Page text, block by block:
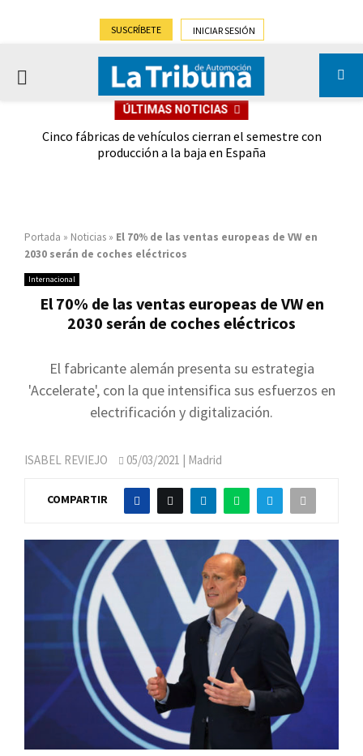
SUSCRÍBETE INICIAR SESIÓN
PRIMARY
ÚLTIMAS NOTICIAS
Cinco fábricas de vehículos cierran el semestre con
producción a la baja en España
Portada » Noticias » El 70% de las ventas europeas de VW en
2030 serán de coches eléctricos
Internacional
El 70% de las ventas europeas de VW en
2030 serán de coches eléctricos
El fabricante alemán presenta su estrategia
'Accelerate', con la que intensifica sus esfuerzos en
electrificación y digitalización.
ISABEL REVIEJO 05/03/2021 | Madrid
COMPARTIR